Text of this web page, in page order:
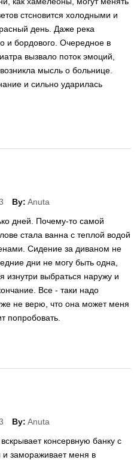
стсновится холодными и
день. Даже река
и бордового. Очередное в
вызвало поток эмоций,
мысль о больнице.
и сильно ударилась
By: Anuta
дней. Почему-то самой
стала ванна с теплой водой
Сидение за диваном не
дни не могу быть одна,
изнутри выбраться наружу и
Все - таки надо
не верю, что она может меня
попробовать.
By: Anuta
консервную банку с
замораживает меня в